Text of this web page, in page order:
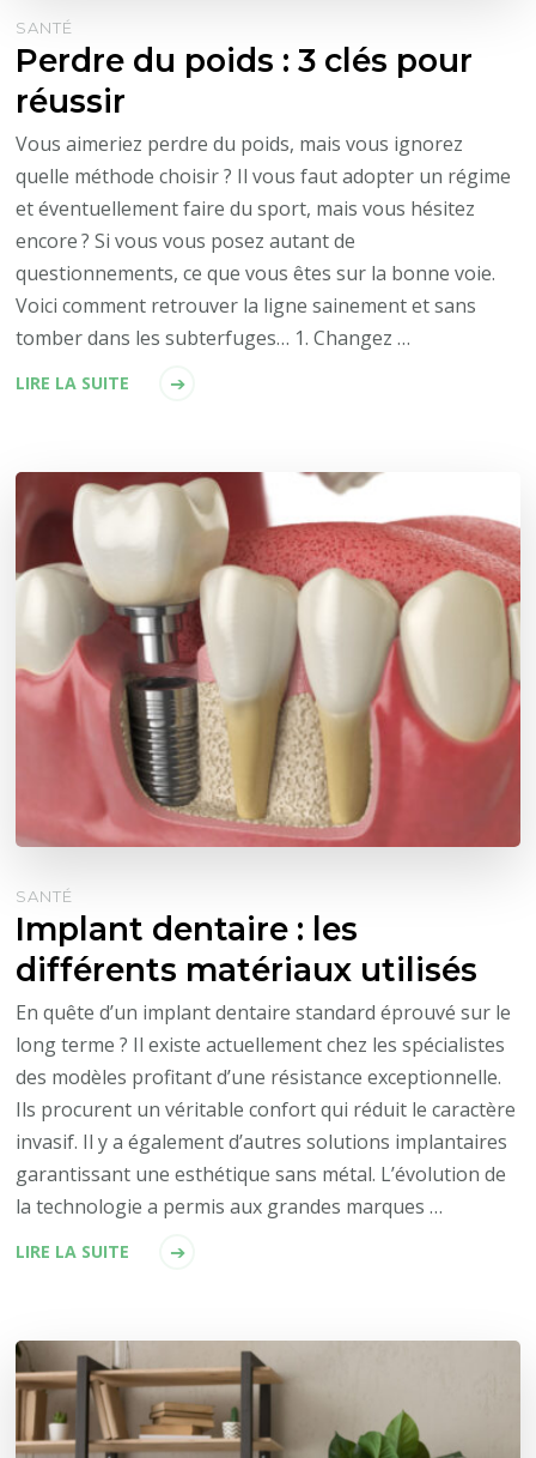
SANTÉ
Perdre du poids : 3 clés pour
réussir
Vous aimeriez perdre du poids, mais vous ignorez
quelle méthode choisir ? Il vous faut adopter un régime
et éventuellement faire du sport, mais vous hésitez
encore ? Si vous vous posez autant de
questionnements, ce que vous êtes sur la bonne voie.
Voici comment retrouver la ligne sainement et sans
tomber dans les subterfuges… 1. Changez …
LIRE LA SUITE
SANTÉ
Implant dentaire : les
différents matériaux utilisés
En quête d’un implant dentaire standard éprouvé sur le
long terme ? Il existe actuellement chez les spécialistes
des modèles profitant d’une résistance exceptionnelle.
Ils procurent un véritable confort qui réduit le caractère
invasif. Il y a également d’autres solutions implantaires
garantissant une esthétique sans métal. L’évolution de
la technologie a permis aux grandes marques …
LIRE LA SUITE